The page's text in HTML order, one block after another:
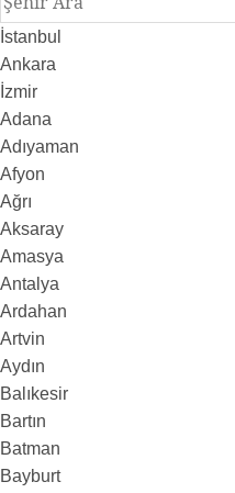
İstanbul
Ankara
İzmir
Adana
Adıyaman
Afyon
Ağrı
Aksaray
Amasya
Antalya
Ardahan
Artvin
Aydın
Balıkesir
Bartın
Batman
Bayburt